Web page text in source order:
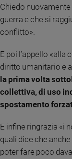
Tv
e
streaming
Musica
Arte
Famiglia
educazione
Genitori
figli
Nonni
Chiedo
guerra e che si
conflitto».
E poi l’appello «alla
diritto umanitario e
la prima volta
collettiva, di uso
spostamento
E infine ringrazia «i
quali dice che
poter fare poco